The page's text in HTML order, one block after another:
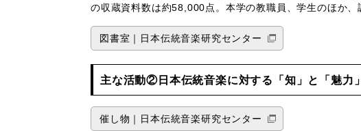
の収蔵資料数は約58,000点。本学の教職員、学生のほか
図書室｜日本伝統音楽研究センター
主な活動②日本伝統音楽に対する「知」と「魅力
催し物｜日本伝統音楽研究センター